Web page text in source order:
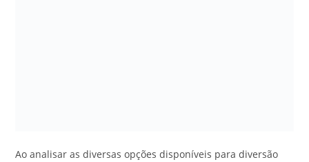
Ao analisar as diversas opções disponíveis para diversão